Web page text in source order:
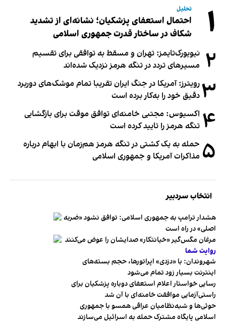
۱ تحلیل
احتمال استعفای پزشکیان؛ نشانه‌ای از تشدید
شکاف در ساختار قدرت جمهوری اسلامی
۲ نیویورک‌تایمز: تهران و مسقط به توافقی برای تقسیم
مسیرهای تردد در تنگه هرمز نزدیک شده‌اند
۳رویترز: آمریکا در جنگ ایران تقریبا تمام موشک‌های دوربرد
دقیق خود را به‌کار برده است
۴ اکسیوس: مجتبی خامنه‌ای توافق موقت برای بازگشایی
تنگه هرمز را تایید کرده است
۵ حمله به یک کشتی در تنگه هرمز هم‌زمان با ابهام درباره
مذاکرات آمریکا و جمهوری اسلامی
انتخاب سردبیر
هشدار ترامپ به جمهوری اسلامی: توافق نشود «ضربه
اصلی» در راه است
مرغان مگس‌گیر «خیانتکار» صدایشان را عوض می‌کنند
روایت شما
شهروندان:‌ با «دزدی» اپراتورها، حجم بسته‌های
اینترنت بسیار زود تمام می‌شود
رسایی خواستار اعلام استعفای دوباره پزشکیان برای
راستی‌آزمایی موافقت خامنه‌ای با آن شد
حوثی‌ها و شبه‌نظامیان عراقی همسو با جمهوری
اسلامی پایگاه مشترک حمله به اسرائیل می‌سازند